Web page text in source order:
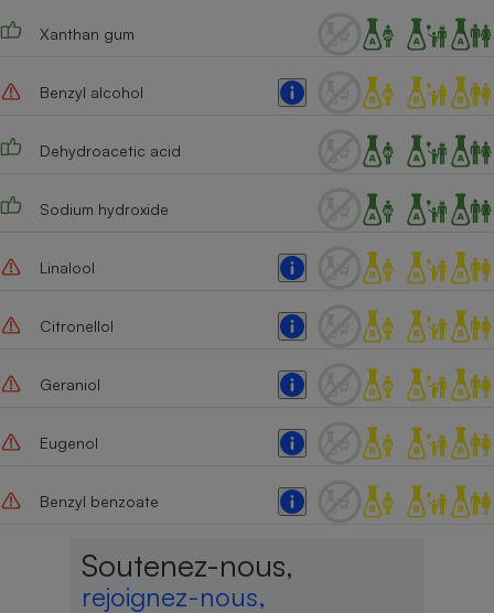
Xanthan gum
Benzyl alcohol
Dehydroacetic acid
Sodium hydroxide
Linalool
Citronellol
Geraniol
Eugenol
Benzyl benzoate
Soutenez-nous,
rejoignez-nous,